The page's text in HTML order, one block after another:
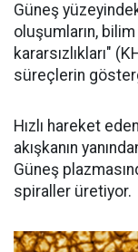
Güneş
oluşumların,
kararsızlıkları"
süreçlerin
Hızlı hareket
akışkanın
Güneş
spiraller üretiyor.